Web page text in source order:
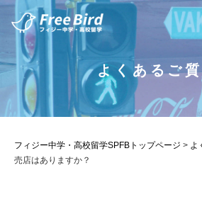
よくあるご
フィジー中学・高校留学SPFBトップページ > よ
売店はありますか？